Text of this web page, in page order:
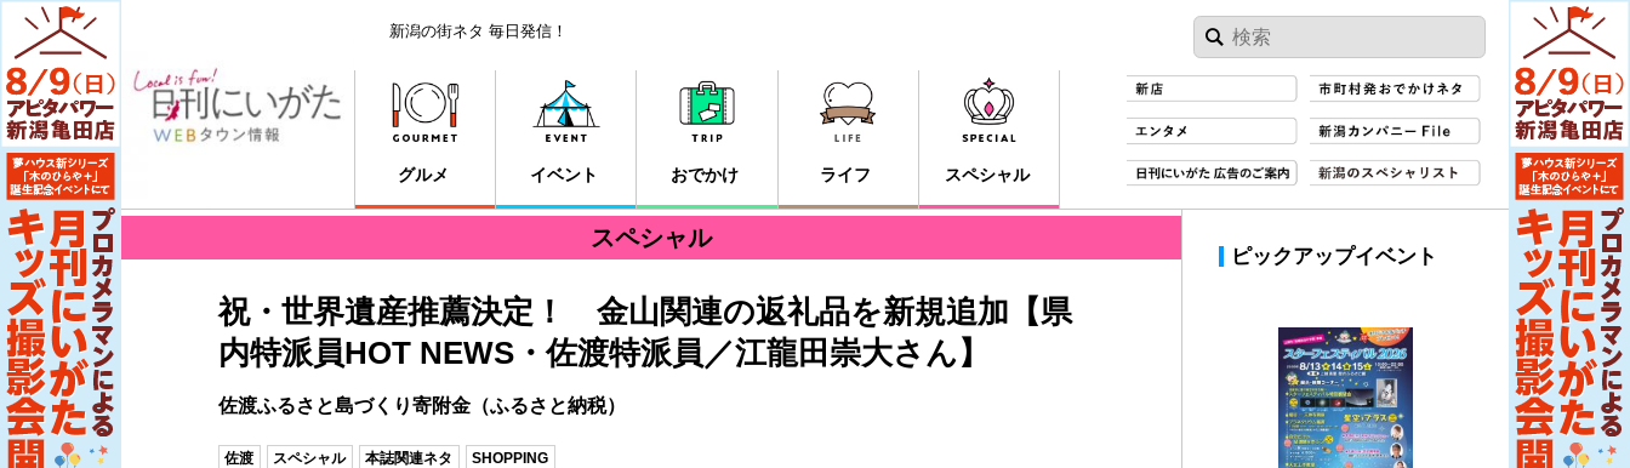
新潟の街ネタ 毎日発信！
グルメ イベント おでかけ ライフ スペシャル
スペシャル
祝・世界遺産推薦決定！ 金山関連の返礼品を新規追加【県
内特派員HOT NEWS・佐渡特派員／江龍田崇大さん】
佐渡ふるさと島づくり寄附金（ふるさと納税）
佐渡 スペシャル 本誌関連ネタ SHOPPING
ピックアップイベント